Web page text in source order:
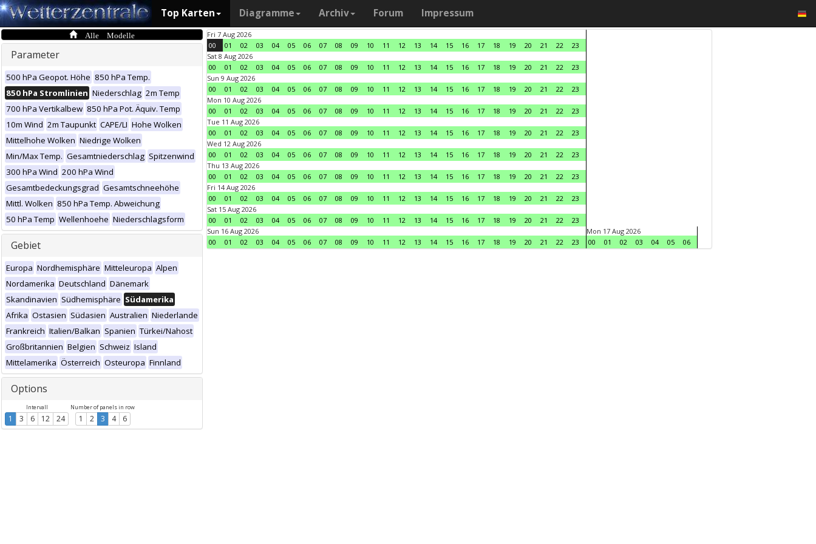
Top Karten Diagramme Archiv Forum Impressum
Alle Modelle
Parameter
500 hPa Geopot. Höhe 850 hPa Temp.
850 hPa Stromlinien Niederschlag 2m Temp
700 hPa Vertikalbew 850 hPa Pot. Äquiv. Temp
10m Wind 2m Taupunkt CAPE/LI Hohe Wolken
Mittelhohe Wolken Niedrige Wolken
Min/Max Temp. Gesamtniederschlag Spitzenwind
300 hPa Wind 200 hPa Wind
Gesamtbedeckungsgrad Gesamtschneehöhe
Mittl. Wolken 850 hPa Temp. Abweichung
50 hPa Temp Wellenhoehe Niederschlagsform
Gebiet
Europa Nordhemisphäre Mitteleuropa Alpen
Nordamerika Deutschland Dänemark
Skandinavien Südhemisphäre Südamerika
Afrika Ostasien Südasien Australien Niederlande
Frankreich Italien/Balkan Spanien Türkei/Nahost
Großbritannien Belgien Schweiz Island
Mittelamerika Österreich Osteuropa Finnland
Options
Intervall
1 3 6 12 24
Number of panels in row
1 2 3 4 6
Fri 7 Aug 2026
00
01 02 03 04 05 06 07 08 09 10 11 12 13 14 15 16 17 18 19 20 21 22
23
Sat 8 Aug 2026
00
01 02 03 04 05 06 07 08 09 10 11 12 13 14 15 16 17 18 19 20 21 22
23
Sun 9 Aug 2026
00
01 02 03 04 05 06 07 08 09 10 11 12 13 14 15 16 17 18 19 20 21 22
23
Mon 10 Aug 2026
00
01 02 03 04 05 06 07 08 09 10 11 12 13 14 15 16 17 18 19 20 21 22
23
Tue 11 Aug 2026
00
01 02 03 04 05 06 07 08 09 10 11 12 13 14 15 16 17 18 19 20 21 22
23
Wed 12 Aug 2026
00
01 02 03 04 05 06 07 08 09 10 11 12 13 14 15 16 17 18 19 20 21 22
23
Thu 13 Aug 2026
00
01 02 03 04 05 06 07 08 09 10 11 12 13 14 15 16 17 18 19 20 21 22
23
Fri 14 Aug 2026
00
01 02 03 04 05 06 07 08 09 10 11 12 13 14 15 16 17 18 19 20 21 22
23
Sat 15 Aug 2026
00
01 02 03 04 05 06 07 08 09 10 11 12 13 14 15 16 17 18 19 20 21 22
23
Sun 16 Aug 2026
00
01 02 03 04 05 06 07 08 09 10 11 12 13 14 15 16 17 18 19 20 21 22 23
Mon 17 Aug 2026
00
01 02 03 04 05 06